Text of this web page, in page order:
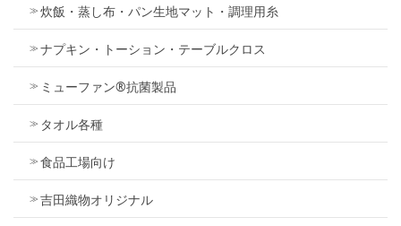
炊飯・蒸し布・パン生地マット・調理用糸
ナプキン・トーション・テーブルクロス
ミューファン®抗菌製品
タオル各種
食品工場向け
吉田織物オリジナル